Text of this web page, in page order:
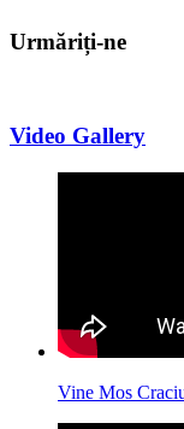
Urmăriți-ne
Video Gallery
Vine Mos